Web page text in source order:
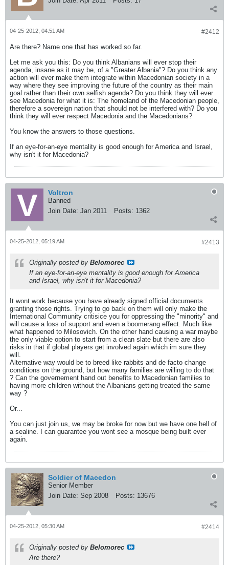
#2412
04-25-2012, 04:51 AM
Are there? Name one that has worked so far.
Let me ask you this: Do you think Albanians will ever stop their
agenda, insane as it may be, of a "Greater Albania"? Do you think any
action will ever make them integrate within Macedonian society in a
way where they see improving the future of the country as their main
goal rather than their own selfish agenda? Do you think they will ever
see Macedonia for what it is: The homeland of the Macedonian people,
therefore a sovereign nation that should not be interfered with? Do you
think they will ever respect Macedonia and the Macedonians?
You know the answers to those questions.
If an eye-for-an-eye mentality is good enough for America and Israel,
why isn't it for Macedonia?
Voltron
Banned
Join Date: Jan 2011 Posts: 1362
#2413
04-25-2012, 05:19 AM
Originally posted by Belomorec
If an eye-for-an-eye mentality is good enough for America
and Israel, why isn't it for Macedonia?
It wont work because you have already signed official documents
granting those rights. Trying to go back on them will only make the
International Community critisice you for oppressing the "minority" and
will cause a loss of support and even a boomerang effect. Much like
what happened to Milosovich. On the other hand causing a war maybe
the only viable option to start from a clean slate but there are also
risks in that if global players get involved again which im sure they
will.
Alternative way would be to breed like rabbits and de facto change
conditions on the ground, but how many families are willing to do that
? Can the governement hand out benefits to Macedonian families to
having more children without the Albanians getting treated the same
way ?
Or...
You can just join us, we may be broke for now but we have one hell of
a sealine. I can guarantee you wont see a mosque being built ever
again.
Soldier of Macedon
Senior Member
Join Date: Sep 2008 Posts: 13676
#2414
04-25-2012, 05:30 AM
Originally posted by Belomorec
Are there?